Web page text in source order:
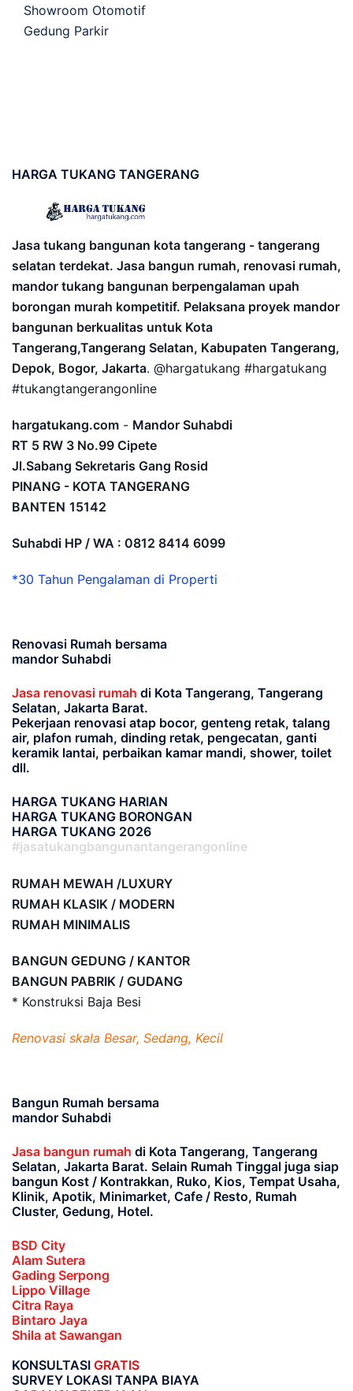
Showroom Otomotif
Gedung Parkir
HARGA TUKANG TANGERANG
Jasa tukang bangunan kota tangerang - tangerang
selatan terdekat. Jasa bangun rumah, renovasi rumah,
mandor tukang bangunan berpengalaman upah
borongan murah kompetitif. Pelaksana proyek mandor
bangunan berkualitas untuk Kota
Tangerang,Tangerang Selatan, Kabupaten Tangerang,
Depok, Bogor, Jakarta. @hargatukang #hargatukang
#tukangtangerangonline
hargatukang.com - Mandor Suhabdi
RT 5 RW 3 No.99 Cipete
Jl.Sabang Sekretaris Gang Rosid
PINANG - KOTA TANGERANG
BANTEN 15142
Suhabdi HP / WA : 0812 8414 6099
*30 Tahun Pengalaman di Properti
Renovasi Rumah bersama
mandor Suhabdi
Jasa renovasi rumah di Kota Tangerang, Tangerang
Selatan, Jakarta Barat.
Pekerjaan renovasi atap bocor, genteng retak, talang
air, plafon rumah, dinding retak, pengecatan, ganti
keramik lantai, perbaikan kamar mandi, shower, toilet
dll.
HARGA TUKANG HARIAN
HARGA TUKANG BORONGAN
HARGA TUKANG 2026
#jasatukangbangunantangerangonline
RUMAH MEWAH /LUXURY
RUMAH KLASIK / MODERN
RUMAH MINIMALIS
BANGUN GEDUNG / KANTOR
BANGUN PABRIK / GUDANG
* Konstruksi Baja Besi
Renovasi skala Besar, Sedang, Kecil
Bangun Rumah bersama
mandor Suhabdi
Jasa bangun rumah di Kota Tangerang, Tangerang
Selatan, Jakarta Barat. Selain Rumah Tinggal juga siap
bangun Kost / Kontrakkan, Ruko, Kios, Tempat Usaha,
Klinik, Apotik, Minimarket, Cafe / Resto, Rumah
Cluster, Gedung, Hotel.
BSD City
Alam Sutera
Gading Serpong
Lippo Village
Citra Raya
Bintaro Jaya
Shila at Sawangan
KONSULTASI GRATIS
SURVEY LOKASI TANPA BIAYA